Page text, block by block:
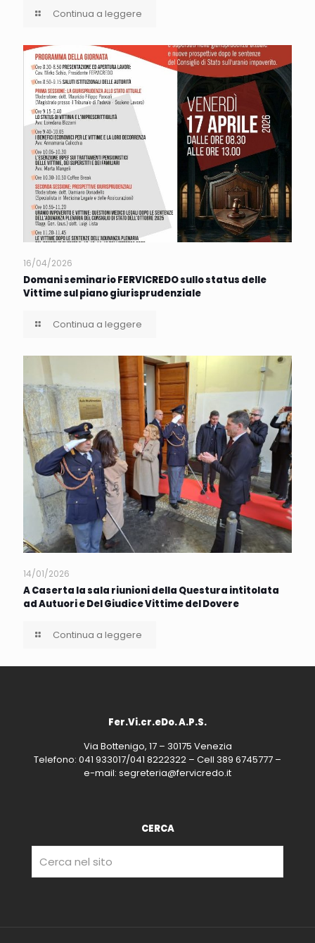
Continua a leggere
16/04/2026
Domani seminario FERVICREDO sullo status delle
Vittime sul piano giurisprudenziale
Continua a leggere
14/01/2026
A Caserta la sala riunioni della Questura intitolata
ad Autuori e Del Giudice Vittime del Dovere
Continua a leggere
Fer.Vi.cr.eDo. A.P.S.
Via Bottenigo, 17 – 30175 Venezia
Telefono: 041 933017/041 8222322 – Cell 389 6745777 –
e-mail: segreteria@fervicredo.it
CERCA